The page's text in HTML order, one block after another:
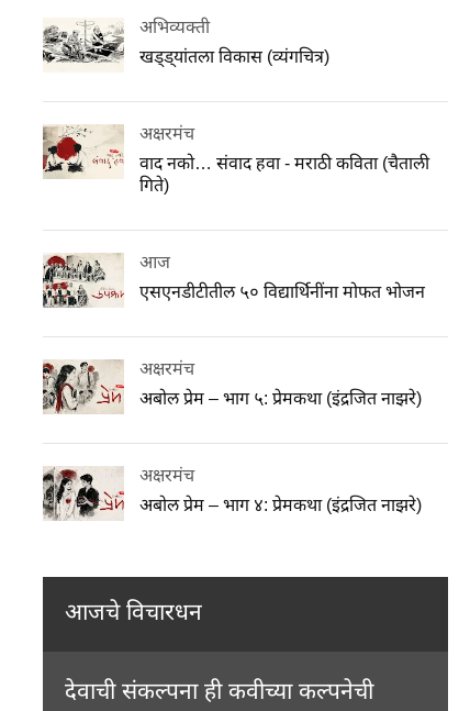
अभिव्यक्ती
खड्ड्यांतला विकास (व्यंगचित्र)
अक्षरमंच
वाद नको… संवाद हवा - मराठी कविता (चैताली
गिते)
आज
एसएनडीटीतील ५० विद्यार्थिनींना मोफत भोजन
अक्षरमंच
अबोल प्रेम – भाग ५: प्रेमकथा (इंद्रजित नाझरे)
अक्षरमंच
अबोल प्रेम – भाग ४: प्रेमकथा (इंद्रजित नाझरे)
आजचे विचारधन
देवाची संकल्पना ही कवीच्या कल्पनेची